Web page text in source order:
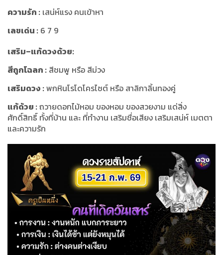
ความรัก : เสน่ห์แรง คนเข้าหา
เลขเด่น : 6 7 9
เสริม–แก้ดวงด้วย:
สีถูกโฉลก : สีชมพู หรือ สีม่วง
เสริมดวง :พกหินโรโดโครไซต์ หรือ สาลิกาลิ้นทองคู่
แก้ด้วย :ถวายดอกไม้หอม ของหอม ของสวยงาม แด่สิ่ง
ศักดิ์สิทธิ์ ทั้งที่บ้าน และ ที่ทำงาน เสริมชื่อเสียง เสริมเสน่ห์ เมตตา
และความรัก